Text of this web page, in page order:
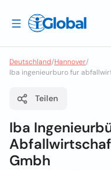
Deutschland/Hannover/
Iba ingenieurburo fur
Teilen
Iba
Gmbh